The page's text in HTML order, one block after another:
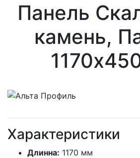
Панель
камень,
Характеристики
Длинна: 1170 мм